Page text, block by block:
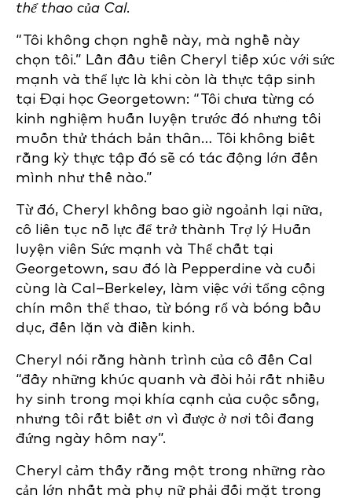
thể thao của Cal.
“Tôi không chọn nghề này, mà nghề này
chọn tôi.” Lần đầu tiên Cheryl tiếp xúc với sức
mạnh và thể lực là khi còn là thực tập sinh
tại Đại học Georgetown: “Tôi chưa từng có
kinh nghiệm huấn luyện trước đó nhưng tôi
muốn thử thách bản thân… Tôi không biết
rằng kỳ thực tập đó sẽ có tác động lớn đến
mình như thế nào.”
Từ đó, Cheryl không bao giờ ngoảnh lại nữa,
cô liên tục nỗ lực để trở thành Trợ lý Huấn
luyện viên Sức mạnh và Thể chất tại
Georgetown, sau đó là Pepperdine và cuối
cùng là Cal–Berkeley, làm việc với tổng cộng
chín môn thể thao, từ bóng rổ và bóng bầu
dục, đến lặn và điền kinh.
Cheryl nói rằng hành trình của cô đến Cal
“đầy những khúc quanh và đòi hỏi rất nhiều
hy sinh trong mọi khía cạnh của cuộc sống,
nhưng tôi rất biết ơn vì được ở nơi tôi đang
đứng ngày hôm nay”.
Cheryl cảm thấy rằng một trong những rào
cản lớn nhất mà phụ nữ phải đối mặt trong